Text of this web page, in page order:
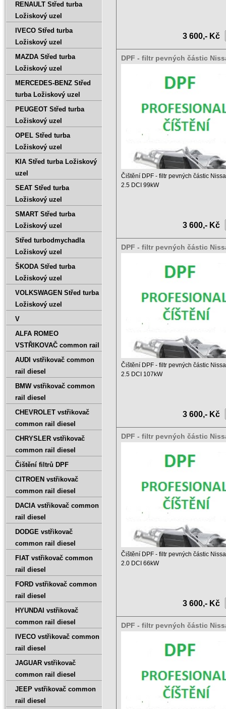
3 600,- Kč
DPF - filtr pevných částic
Čištění DPF - filtr pevných částic
2.5 DCI 99kW
3 600,- Kč
DPF - filtr pevných částic
Čištění DPF - filtr pevných částic
2.5 DCI 107kW
3 600,- Kč
DPF - filtr pevných částic
Čištění DPF - filtr pevných částic
2.0 DCI 66kW
3 600,- Kč
DPF - filtr pevných částic
RENAULT Střed turba
Ložiskový uzel
IVECO Střed turba
Ložiskový uzel
MAZDA Střed turba
Ložiskový uzel
MERCEDES-BENZ Střed
turba Ložiskový uzel
PEUGEOT Střed turba
Ložiskový uzel
OPEL Střed turba
Ložiskový uzel
KIA Střed turba Ložiskový
uzel
SEAT Střed turba
Ložiskový uzel
SMART Střed turba
Ložiskový uzel
Střed turbodmychadla
Ložiskový uzel
ŠKODA Střed turba
Ložiskový uzel
VOLKSWAGEN Střed turba
Ložiskový uzel
V
ALFA ROMEO
VSTŘIKOVAČ common rail
AUDI vstřikovač common
rail diesel
BMW vstřikovač common
rail diesel
CHEVROLET vstřikovač
common rail diesel
CHRYSLER vstřikovač
common rail diesel
Čištění filtrů DPF
CITROEN vstřikovač
common rail diesel
DACIA vstřikovač common
rail diesel
DODGE vstřikovač
common rail diesel
FIAT vstřikovač common
rail diesel
FORD vstřikovač common
rail diesel
HYUNDAI vstřikovač
common rail diesel
IVECO vstřikovač common
rail diesel
JAGUAR vstřikovač
common rail diesel
JEEP vstřikovač common
rail diesel